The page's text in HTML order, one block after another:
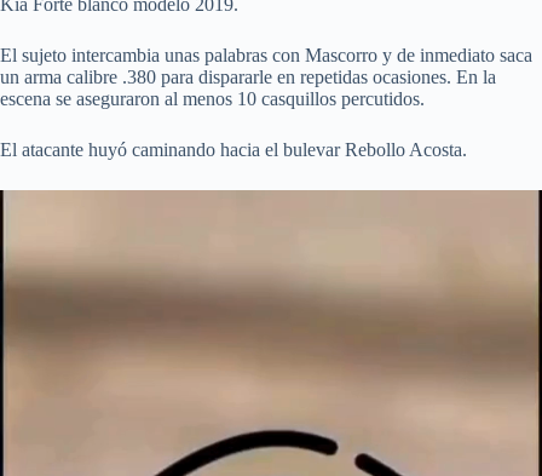
Kia Forte blanco modelo 2019.
El sujeto intercambia unas palabras con Mascorro y de inmediato saca
un arma calibre .380 para dispararle en repetidas ocasiones. En la
escena se aseguraron al menos 10 casquillos percutidos.
El atacante huyó caminando hacia el bulevar Rebollo Acosta.